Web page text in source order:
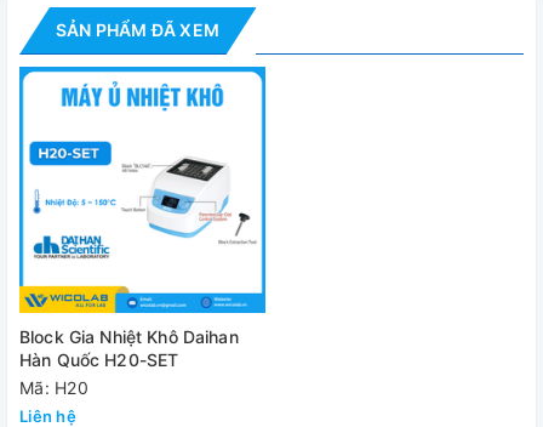
Dải nhiệt độ
Tốc độ gia nhiệt / cảm biến
Tính năng an toàn
Thời gian cài đặt và cảnh báo
Màn hình
SẢN PHẨM ĐÃ XEM
Block Gia Nhiệt Khô Daihan
Hàn Quốc H20-SET
Mã: H20
Liên hệ